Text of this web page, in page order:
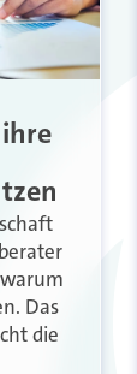
Das
die